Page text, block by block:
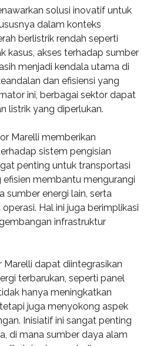
solusi inovatif untuk
dalam konteks
berlistrik rendah seperti
kasus, akses terhadap sumber
menjadi kendala utama di
dan efisiensi yang
ini, berbagai sektor dapat
listrik yang diperlukan.
Marelli memberikan
sistem pengisian
penting untuk transportasi
efisien membantu mengurangi
sumber energi lain, serta
Hal ini juga berimplikasi
infrastruktur
Marelli dapat diintegrasikan
terbarukan, seperti panel
hanya meningkatkan
juga menyokong aspek
Inisiatif ini sangat penting
di mana sumber daya alam